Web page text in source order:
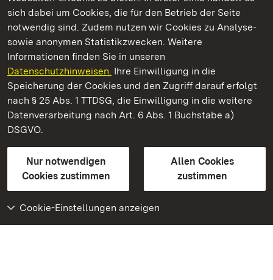
sich dabei um Cookies, die für den Betrieb der Seite
notwendig sind. Zudem nutzen wir Cookies zu Analyse-
sowie anonymen Statistikzwecken. Weitere
Informationen finden Sie in unseren
Datenschutzhinweisen. Ihre Einwilligung in die
Speicherung der Cookies und den Zugriff darauf erfolgt
nach § 25 Abs. 1 TTDSG, die Einwilligung in die weitere
Datenverarbeitung nach Art. 6 Abs. 1 Buchstabe a)
DSGVO.
Nur notwendigen
Cookies zustimmen
Allen Cookies
zustimmen
Cookie-Einstellungen anzeigen
Staatliche Schlösser und Gärten Baden‑Württemberg
Staatliche Schlösser und Gärten Baden-Württemberg
Kontakt
GebärdenspracheLeichte Sprache
Erklärung zur Barrierefreiheit
BITV-konform (geprüfte Seiten)
Weiteres